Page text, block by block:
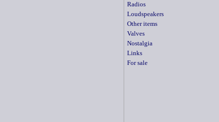
Radios
Loudspeakers
Other items
Valves
Nostalgia
Links
For sale